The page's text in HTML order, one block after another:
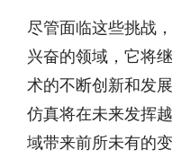
尽管面临这些挑战
兴奋的领域，它将
术的不断创新和发
仿真将在未来发挥
域带来前所未有的